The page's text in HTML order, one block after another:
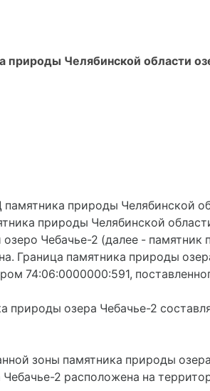
природы Челябинской области
природы Челябинской
природы Челябинской
Чебачье-2 (далее -
Граница памятника природы
74:06:0000000:591,
природы озера Чебачье-2
зоны памятника природы
2 расположена на